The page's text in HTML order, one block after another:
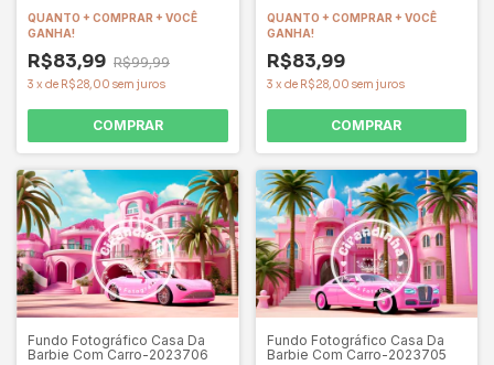
QUANTO + COMPRAR + VOCÊ
GANHA!
R$83,99 R$99,99
3 x de R$28,00 sem juros
COMPRAR
QUANTO + COMPRAR + VOCÊ
GANHA!
R$83,99
3 x de R$28,00 sem juros
COMPRAR
Fundo Fotográfico Casa Da
Barbie Com Carro-2023706
Fundo Fotográfico Casa Da
Barbie Com Carro-2023705